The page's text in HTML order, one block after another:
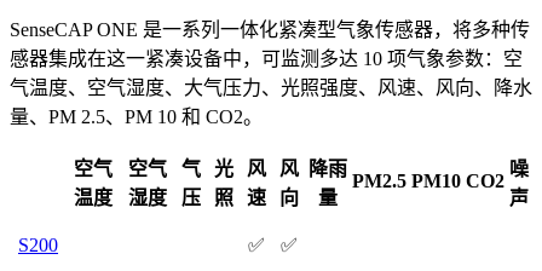
SenseCAP ONE 是一系列一体化紧凑型气象传感器，将多种传
感器集成在这一紧凑设备中，可监测多达 10 项气象参数：空
气温度、空气湿度、大气压力、光照强度、风速、风向、降水
量、PM 2.5、PM 10 和 CO2。
空气
温度
空气
湿度
气
压
光
照
风
速
风
向
降雨
量
PM2.5 PM10 CO2
噪
声
S200 ✅ ✅